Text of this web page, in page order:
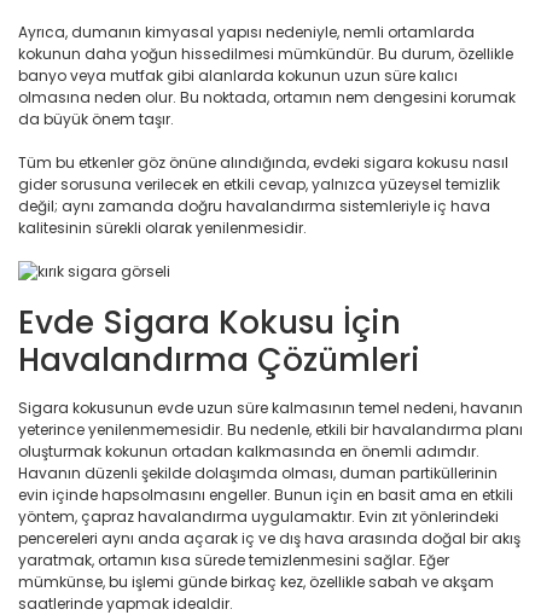
Ayrıca, dumanın kimyasal yapısı nedeniyle, nemli ortamlarda
kokunun daha yoğun hissedilmesi mümkündür. Bu durum, özellikle
banyo veya mutfak gibi alanlarda kokunun uzun süre kalıcı
olmasına neden olur. Bu noktada, ortamın nem dengesini korumak
da büyük önem taşır.
Tüm bu etkenler göz önüne alındığında, evdeki sigara kokusu nasıl
gider sorusuna verilecek en etkili cevap, yalnızca yüzeysel temizlik
değil; aynı zamanda doğru havalandırma sistemleriyle iç hava
kalitesinin sürekli olarak yenilenmesidir.
Evde Sigara Kokusu İçin
Havalandırma Çözümleri
Sigara kokusunun evde uzun süre kalmasının temel nedeni, havanın
yeterince yenilenmemesidir. Bu nedenle, etkili bir havalandırma planı
oluşturmak kokunun ortadan kalkmasında en önemli adımdır.
Havanın düzenli şekilde dolaşımda olması, duman partiküllerinin
evin içinde hapsolmasını engeller. Bunun için en basit ama en etkili
yöntem, çapraz havalandırma uygulamaktır. Evin zıt yönlerindeki
pencereleri aynı anda açarak iç ve dış hava arasında doğal bir akış
yaratmak, ortamın kısa sürede temizlenmesini sağlar. Eğer
mümkünse, bu işlemi günde birkaç kez, özellikle sabah ve akşam
saatlerinde yapmak idealdir.